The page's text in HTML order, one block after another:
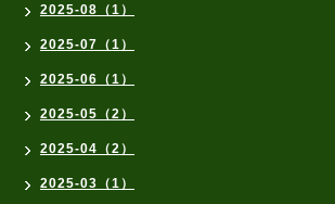
2025-08（1）
2025-07（1）
2025-06（1）
2025-05（2）
2025-04（2）
2025-03（1）